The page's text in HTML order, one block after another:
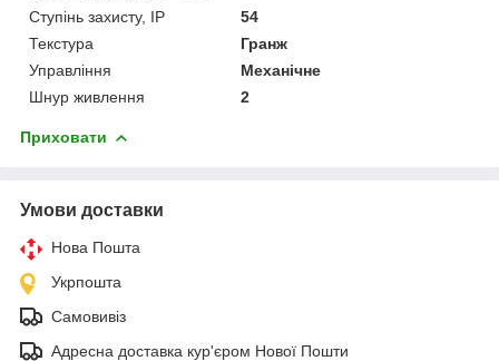
Ступінь захисту, IP
54
Текстура
Гранж
Управління
Механічне
Шнур живлення
2
Приховати
Умови доставки
Нова Пошта
Укрпошта
Самовивіз
Адресна доставка кур'єром Нової Пошти